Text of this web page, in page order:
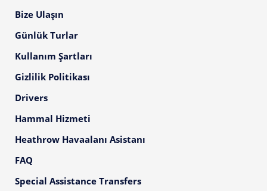
Bize Ulaşın
Günlük Turlar
Kullanım Şartları
Gizlilik Politikası
Drivers
Hammal Hizmeti
Heathrow Havaalanı Asistanı
FAQ
Special Assistance Transfers